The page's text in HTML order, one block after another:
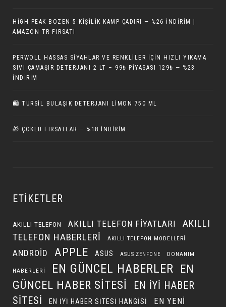
HIGH PEAK BOZEN 5 KIŞILIK KAMP ÇADIRI — %26 İNDIRIM |
AMAZON TR FIRSATI
PERWOLL HASSAS SIYAHLAR VE RENKLILER İÇIN HIZLI YIKAMA
SIVI ÇAMAŞIR DETERJANI 2 LT – 99₺ PIYASASI 129₺ — %23
İNDIRIM
🛍️ TURSIL BULAŞIK DETERJANI LIMON 750 ML
🎁 ÇOKLU FIRSATLAR — %18 İNDIRIM
ETIKETLER
AKILLI TELEFON AKILLI TELEFON FIYATLARI
AKILLI
TELEFON HABERLERI
AKILLI TELEFON MODELLERI
ANDROID APPLE ASUS ASUS ZENFONE DONANIM
HABERLERI EN GÜNCEL HABERLER
EN
GÜNCEL HABER SITESI
EN IYI HABER
SITESI
EN IYI HABER SITESI HANGISI
EN YENI